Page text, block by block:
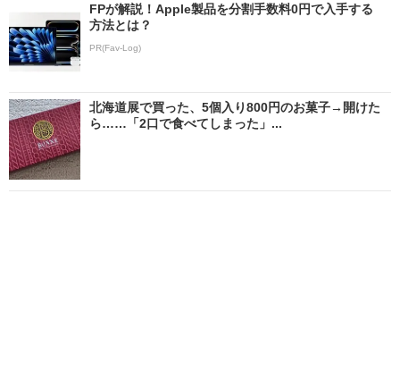
FPが解説！Apple製品を分割手数料0円で入手する
方法とは？
PR(Fav-Log)
北海道展で買った、5個入り800円のお菓子→開けた
ら……「2口で食べてしまった」...